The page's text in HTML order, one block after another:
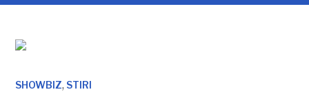
SHOWBIZ, STIRI